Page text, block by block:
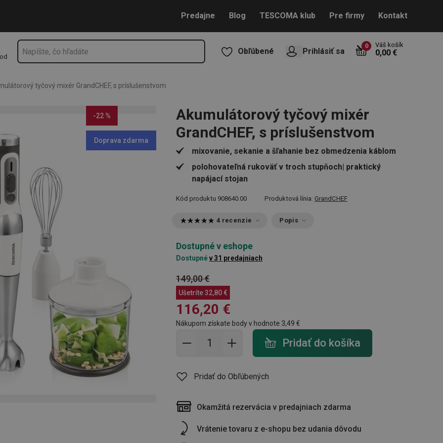
Predajne Blog TESCOMA klub Pre firmy Kontakt
Obľúbené Prihlásiť sa
0 Váš košík
0,00 €
tyčový mixér GrandCHEF, s príslušenstvom
-22 %
Doprava zdarma
Akumulátorový tyčový mixér
GrandCHEF, s príslušenstvom
mixovanie, sekanie a šľahanie bez obmedzenia káblom
polohovateľná rukoväť v troch stupňoch| praktický
napájací stojan
Kód produktu 908640.00 Produktová línia: GrandCHEF
4 recenzie Popis
Dostupné v eshope
Dostupnév 31 predajniach
149,00 €
Ušetríte32,80 €
116,20 €
Nákupom získate body v hodnote 3,49 €
Pridať do košíka - počet
Pridať do košíka
Pridať do Obľúbených
Okamžitá rezervácia v predajniach zdarma
Vrátenie tovaru z e-shopu bez udania dôvodu